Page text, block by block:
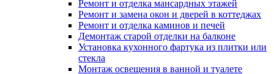
Ремонт и отделка мансардных этажей
Ремонт и замена окон и дверей в коттеджах
Ремонт и отделка каминов и печей
Демонтаж старой отделки на балконе
Установка кухонного фартука из плитки или
стекла
Монтаж освещения в ванной и туалете